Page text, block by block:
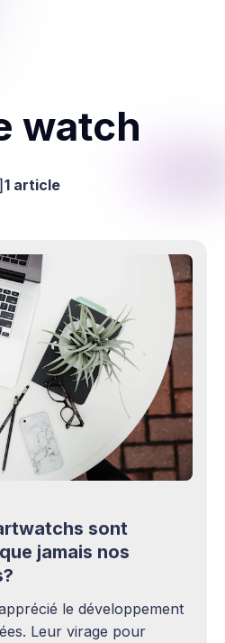
watch
1 article
sont
jamais nos
le développement
Leur virage pour